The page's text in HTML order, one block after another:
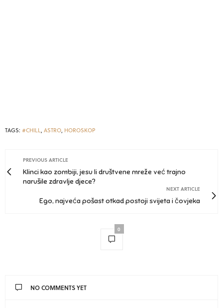
TAGS: #CHILL, ASTRO, HOROSKOP
PREVIOUS ARTICLE
Klinci kao zombiji, jesu li društvene mreže već trajno
narušile zdravlje djece?
NEXT ARTICLE
Ego, najveća pošast otkad postoji svijeta i čovjeka
0
NO COMMENTS YET